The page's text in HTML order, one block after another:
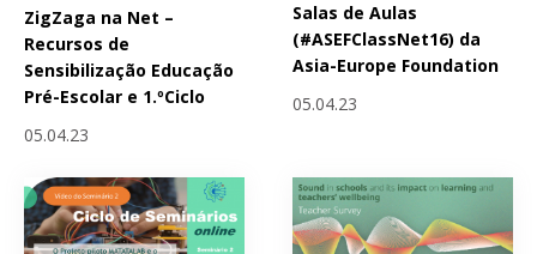
ZigZaga na Net –
Recursos de
Sensibilização Educação
Pré-Escolar e 1.ºCiclo
05.04.23
Salas de Aulas
(#ASEFClassNet16) da
Asia-Europe Foundation
05.04.23